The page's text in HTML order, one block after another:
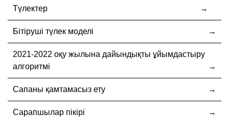
Түлектер
Бітіруші түлек моделі
2021-2022 оқу жылына дайындықты ұйымдастыру
алгоритмі
Сапаны қамтамасыз ету
Сарапшылар пікірі